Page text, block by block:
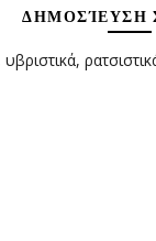
ΔΗΜΟΣΊΕΥΣΗ